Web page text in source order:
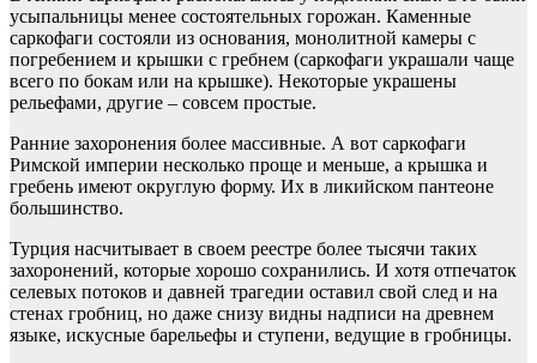
усыпальницы менее состоятельных горожан. Каменные
саркофаги состояли из основания, монолитной камеры с
погребением и крышки с гребнем (саркофаги украшали чаще
всего по бокам или на крышке). Некоторые украшены
рельефами, другие – совсем простые.
Ранние захоронения более массивные. А вот саркофаги
Римской империи несколько проще и меньше, а крышка и
гребень имеют округлую форму. Их в ликийском пантеоне
большинство.
Турция насчитывает в своем реестре более тысячи таких
захоронений, которые хорошо сохранились. И хотя отпечаток
селевых потоков и давней трагедии оставил свой след и на
стенах гробниц, но даже снизу видны надписи на древнем
языке, искусные барельефы и ступени, ведущие в гробницы.